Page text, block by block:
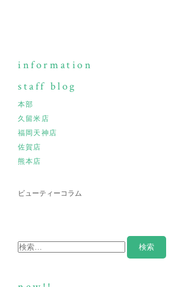
information
staff blog
本部
久留米店
福岡天神店
佐賀店
熊本店
ビューティーコラム